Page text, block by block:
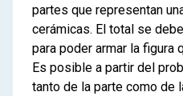
partes que representan
cerámicas. El total se
para poder armar la figura
Es posible a partir del
tanto de la parte como de